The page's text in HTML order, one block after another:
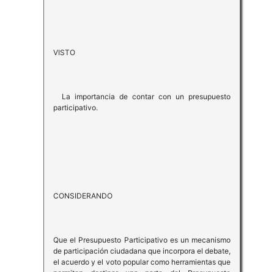
VISTO
La importancia de contar con un presupuesto
participativo.
CONSIDERANDO
Que el Presupuesto Participativo es un mecanismo
de participación ciudadana que incorpora el debate,
el acuerdo y el voto popular como herramientas que